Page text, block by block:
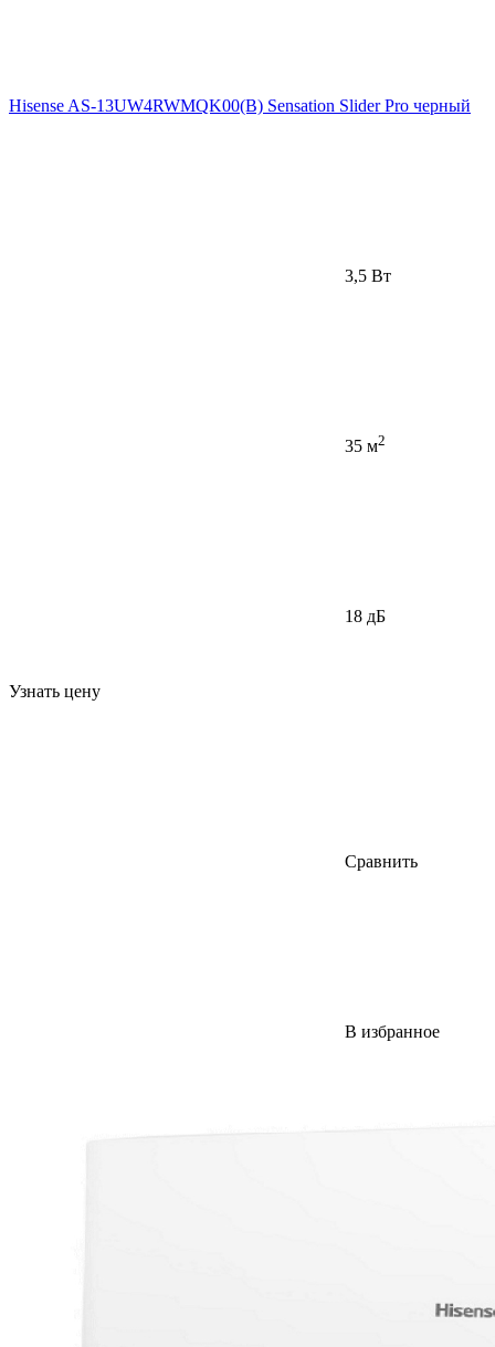
Hisense AS-13UW4RWMQK00(B) Sensation Slider Pro черный
3,5 Вт
35 м2
18 дБ
Узнать цену
Сравнить
В избранное